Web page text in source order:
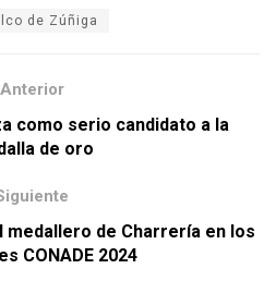
de Zúñiga
Anterior
como serio candidato a la
de oro
de Charrería en los
CONADE 2024